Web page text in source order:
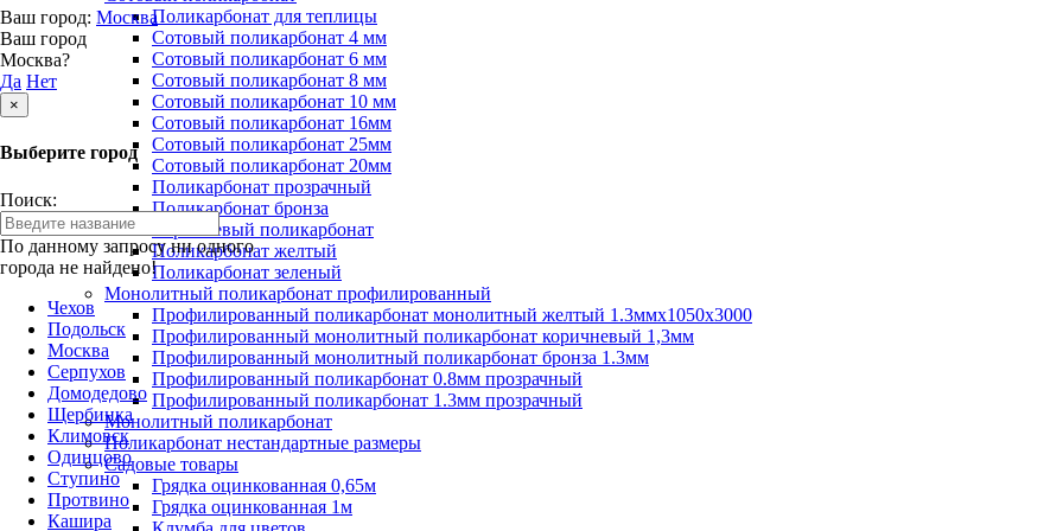
Ваш город: Москва
Ваш город
Москва?
Да Нет
×
Выберите город
Поиск:
По данному запросу ни одного
города не найдено!
Чехов
Подольск
Москва
Серпухов
Домодедово
Щербинка
Климовск
Одинцово
Ступино
Протвино
Кашира
Поликарбонат для теплицы
Сотовый поликарбонат 4 мм
Сотовый поликарбонат 6 мм
Сотовый поликарбонат 8 мм
Сотовый поликарбонат 10 мм
Сотовый поликарбонат 16мм
Сотовый поликарбонат 25мм
Сотовый поликарбонат 20мм
Поликарбонат прозрачный
Поликарбонат бронза
Коричневый поликарбонат
Поликарбонат желтый
Поликарбонат зеленый
Монолитный поликарбонат профилированный
Профилированный поликарбонат монолитный желтый 1.3ммх1050х3000
Профилированный монолитный поликарбонат коричневый 1,3мм
Профилированный монолитный поликарбонат бронза 1.3мм
Профилированный поликарбонат 0.8мм прозрачный
Профилированный поликарбонат 1.3мм прозрачный
Монолитный поликарбонат
Поликарбонат нестандартные размеры
Садовые товары
Грядка оцинкованная 0,65м
Грядка оцинкованная 1м